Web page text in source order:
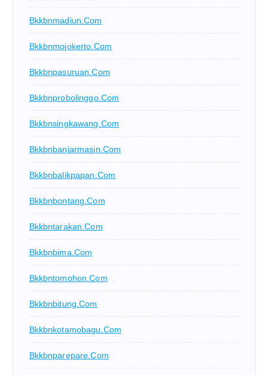
Bkkbnmadiun.com
Bkkbnmojokerto.com
Bkkbnpasuruan.com
Bkkbnprobolinggo.com
Bkkbnsingkawang.com
Bkkbnbanjarmasin.com
Bkkbnbalikpapan.com
Bkkbnbontang.com
Bkkbntarakan.com
Bkkbnbima.com
Bkkbntomohon.com
Bkkbnbitung.com
Bkkbnkotamobagu.com
Bkkbnparepare.com